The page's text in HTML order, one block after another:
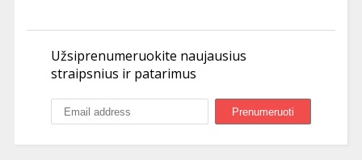
Užsiprenumeruokite naujausius
straipsnius ir patarimus